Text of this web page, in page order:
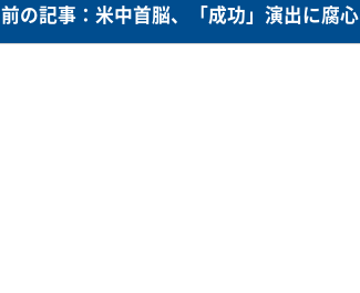
前の記事：米中首脳、「成功」演出に腐心